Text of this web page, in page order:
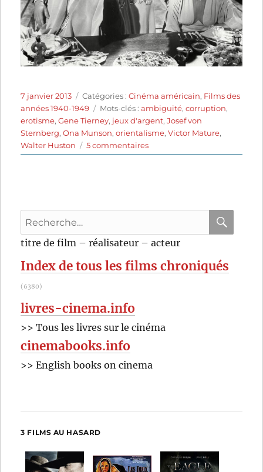
Publié
le
7 janvier 2013 Catégories
Catégories :Cinéma américain, Films des
années 1940-1949
Étiquettes
Mots-clés :ambiguité,corruption,
erotisme,Gene Tierney, jeux d'argent,Josef von
Sternberg,Ona Munson,orientalisme,Victor Mature,
Walter Huston
5 commentairessur
The
Sternberg
Recherche
pour
titre de film – réalisateur – acteur
Index de tous les films chroniqués
(6380)
livres-cinema.info
>> Tous les livres sur le cinéma
cinemabooks.info
>> English books on cinema
3 FILMS AU HASARD